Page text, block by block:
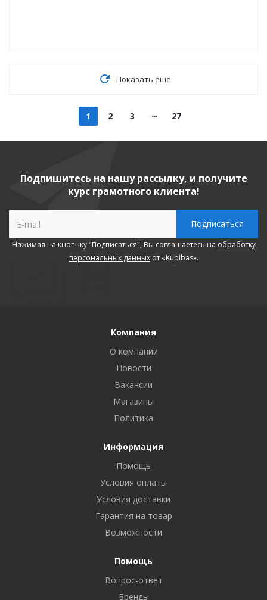
Показать еще
1 2 3 27
Подпишитесь на нашу рассылку, и получите
курс грамотного клиента!
Нажимая на кнопнку "Подписаться", Вы соглашаетесь на обработку
персональных данныхот «Kupibas».
Компания
О компании
Новости
Вакансии
Магазины
Политика
Информация
Помощь
Условия оплаты
Условия доставки
Гарантия на товар
Возможности
Помощь
Вопрос-ответ
Бренды